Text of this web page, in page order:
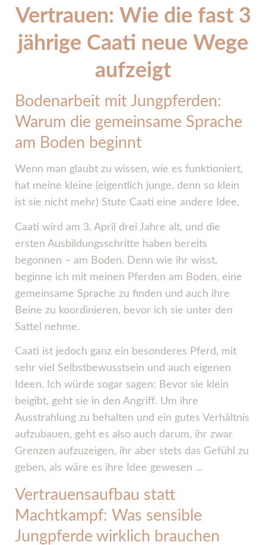
Vertrauen: Wie die fast 3
jährige Caati neue Wege
aufzeigt
Bodenarbeit mit Jungpferden:
Warum die gemeinsame Sprache
am Boden beginnt
Wenn man glaubt zu wissen, wie es funktioniert,
hat meine kleine (eigentlich junge, denn so klein
ist sie nicht mehr) Stute Caati eine andere Idee.
Caati wird am 3. April drei Jahre alt, und die
ersten Ausbildungsschritte haben bereits
begonnen – am Boden. Denn wie ihr wisst,
beginne ich mit meinen Pferden am Boden, eine
gemeinsame Sprache zu finden und auch ihre
Beine zu koordinieren, bevor ich sie unter den
Sattel nehme.
Caati ist jedoch ganz ein besonderes Pferd, mit
sehr viel Selbstbewusstsein und auch eigenen
Ideen. Ich würde sogar sagen: Bevor sie klein
beigibt, geht sie in den Angriff. Um ihre
Ausstrahlung zu behalten und ein gutes Verhältnis
aufzubauen, geht es also auch darum, ihr zwar
Grenzen aufzuzeigen, ihr aber stets das Gefühl zu
geben, als wäre es ihre Idee gewesen ...
Vertrauensaufbau statt
Machtkampf: Was sensible
Jungpferde wirklich brauchen